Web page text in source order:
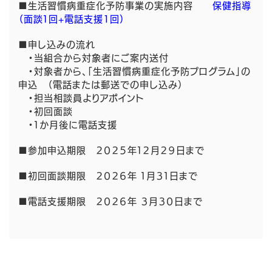
■生活習慣病重症化予防事業の実施内容 保健指導
（面談１回+電話支援1回）
■申し込みの流れ
・当組合から対象者にご案内送付
・対象者から、「生活習慣病重症化予防プログラム」の
申込 （電話または郵送での申し込み）
・担当相談員よりアポイント
・初回面談
・１か月後に電話支援
■参加申込期限 ２０２５年１２月２９日まで
■初回面談期限 ２０２６年 １月３１日まで
■電話支援期限 ２０２６年 ３月３０日まで